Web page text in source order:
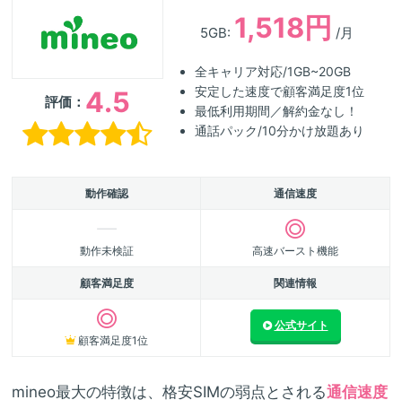
評価： 4.5
5GB: 1,518円 /月
全キャリア対応/1GB~20GB
安定した速度で顧客満足度1位
最低利用期間／解約金なし！
通話パック/10分かけ放題あり
動作確認 通信速度
動作未検証 高速バースト機能
顧客満足度 関連情報
顧客満足度1位
公式サイト
mineo最大の特徴は、格安SIMの弱点とされる通信速度